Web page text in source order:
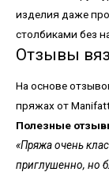
изделия даже
столбиками без
Отзывы
На основе
пряжах от
Полезные
«Пряжа очень
приглушенно, но